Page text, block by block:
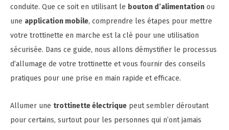
conduite. Que ce soit en utilisant le bouton d’alimentation ou
une application mobile, comprendre les étapes pour mettre
votre trottinette en marche est la clé pour une utilisation
sécurisée. Dans ce guide, nous allons démystifier le processus
d’allumage de votre trottinette et vous fournir des conseils
pratiques pour une prise en main rapide et efficace.
Allumer une trottinette électrique peut sembler déroutant
pour certains, surtout pour les personnes qui n’ont jamais